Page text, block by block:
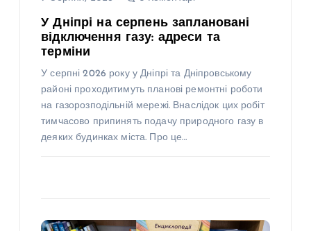
У Дніпрі на серпень заплановані
відключення газу: адреси та
терміни
У серпні 2026 року у Дніпрі та Дніпровському
районі проходитимуть планові ремонтні роботи
на газорозподільній мережі. Внаслідок цих робіт
тимчасово припинять подачу природного газу в
деяких будинках міста. Про це…